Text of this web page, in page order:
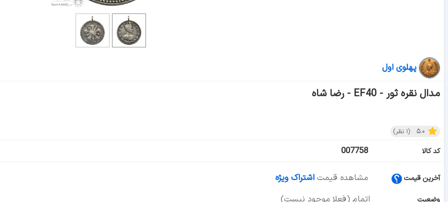
پهلوی اول
مدال نقره ثور - EF40 - رضا شاه
۵.۰ (۱ نظر)
کد کالا
007758
آخرین قیمت مشاهده قیمت اشتراک ویژه
اتمام (فعلا موجود نیست)